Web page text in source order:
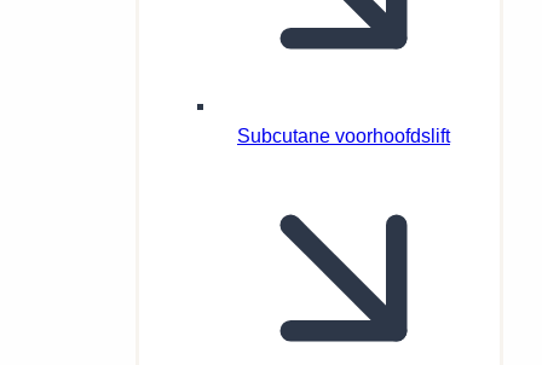
Subcutane voorhoofdslift